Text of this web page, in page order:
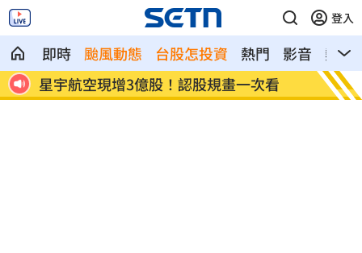
登入
即時 颱風動態 台股怎投資 熱門 影音
熱搜
鄭麗文脫口：我領導的國民黨支持度很高 投信